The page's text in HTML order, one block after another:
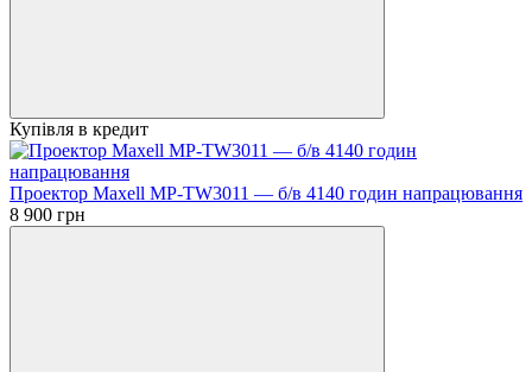
Купівля в кредит
Проектор Maxell MP-TW3011 — б/в 4140 годин напрацювання
8 900 грн